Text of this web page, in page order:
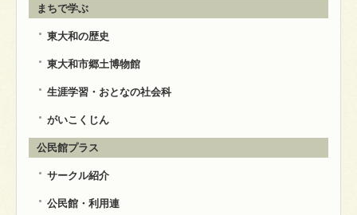
まちで学ぶ
東大和の歴史
東大和市郷土博物館
生涯学習・おとなの社会科
がいこくじん
公民館プラス
サークル紹介
公民館・利用連